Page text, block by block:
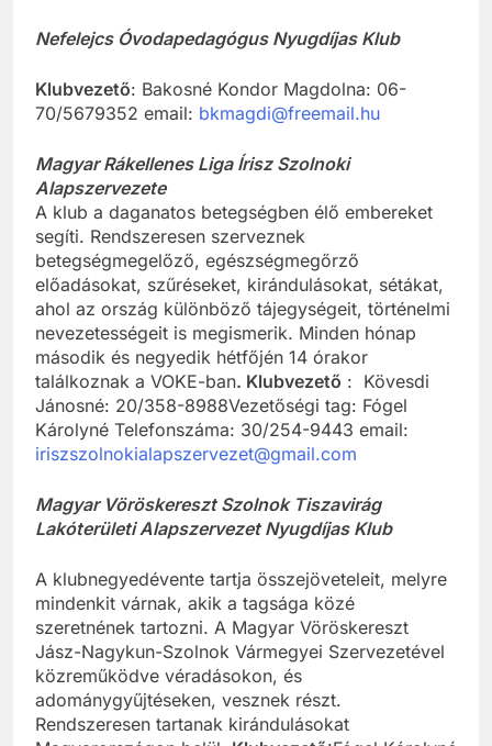
Nefelejcs Óvodapedagógus Nyugdíjas Klub
Klubvezető: Bakosné Kondor Magdolna: 06-
70/5679352 email: bkmagdi@freemail.hu
Magyar Rákellenes Liga Írisz Szolnoki
Alapszervezete
A klub a daganatos betegségben élő embereket
segíti. Rendszeresen szerveznek
betegségmegelőző, egészségmegőrző
előadásokat, szűréseket, kirándulásokat, sétákat,
ahol az ország különböző tájegységeit, történelmi
nevezetességeit is megismerik. Minden hónap
második és negyedik hétfőjén 14 órakor
találkoznak a VOKE-ban. Klubvezető : Kövesdi
Jánosné: 20/358-8988Vezetőségi tag: Fógel
Károlyné Telefonszáma: 30/254-9443 email:
iriszszolnokialapszervezet@gmail.com
Magyar Vöröskereszt Szolnok Tiszavirág
Lakóterületi Alapszervezet Nyugdíjas Klub
A klubnegyedévente tartja összejöveteleit, melyre
mindenkit várnak, akik a tagsága közé
szeretnének tartozni. A Magyar Vöröskereszt
Jász-Nagykun-Szolnok Vármegyei Szervezetével
közreműködve véradásokon, és
adománygyűjtéseken, vesznek részt.
Rendszeresen tartanak kirándulásokat